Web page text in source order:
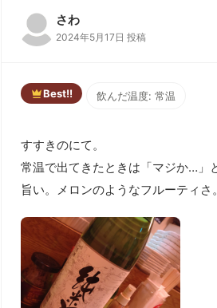
さわ
2024年5月17日 投稿
Best!! 飲んだ温度: 常温
すすきのにて。
常温で出てきたときは「マジか…」
旨い。メロンのようなフルーティ